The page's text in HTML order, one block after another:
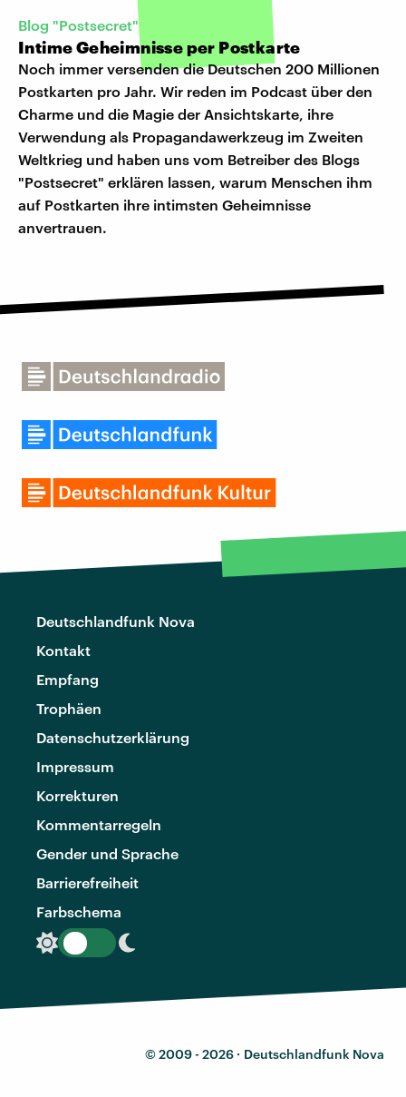
Blog "Postsecret"
Intime Geheimnisse per Postkarte
Noch immer versenden die Deutschen 200 Millionen
Postkarten pro Jahr. Wir reden im Podcast über den
Charme und die Magie der Ansichtskarte, ihre
Verwendung als Propagandawerkzeug im Zweiten
Weltkrieg und haben uns vom Betreiber des Blogs
"Postsecret" erklären lassen, warum Menschen ihm
auf Postkarten ihre intimsten Geheimnisse
anvertrauen.
Deutschlandfunk Nova
Kontakt
Empfang
Trophäen
Datenschutzerklärung
Impressum
Korrekturen
Kommentarregeln
Gender und Sprache
Barrierefreiheit
Farbschema
© 2009 - 2026 · Deutschlandfunk Nova